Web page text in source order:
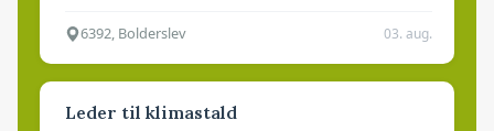
6392, Bolderslev 03. aug.
Leder til klimastald